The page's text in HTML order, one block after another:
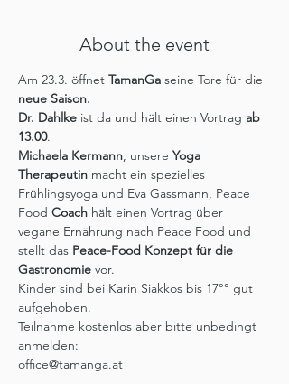
About the event
Am 23.3. öffnet TamanGa seine Tore für die
neue Saison.
Dr. Dahlke ist da und hält einen Vortrag ab
13.00.
Michaela Kermann, unsere Yoga
Therapeutin macht ein spezielles
Frühlingsyoga und Eva Gassmann, Peace
Food Coach hält einen Vortrag über
vegane Ernährung nach Peace Food und
stellt das Peace-Food Konzept für die
Gastronomie vor.
Kinder sind bei Karin Siakkos bis 17°° gut
aufgehoben.
Teilnahme kostenlos aber bitte unbedingt
anmelden:
office@tamanga.at